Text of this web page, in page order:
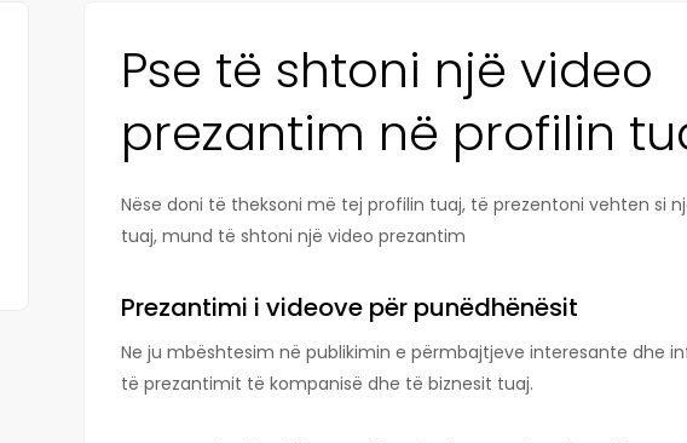
Pse të shtoni një video
prezantim në profilin
Nëse doni të theksoni më tej profilin tuaj, të prezentoni vehten si
tuaj, mund të shtoni një video prezantim
Prezantimi i videove për punëdhënësit
Ne ju mbështesim në publikimin e përmbajtjeve interesante dhe
të prezantimit të kompanisë dhe të biznesit tuaj.